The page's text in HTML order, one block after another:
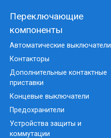
Переключающие
компоненты
Автоматические выключатели
Контакторы
Дополнительные контактные
приставки
Концевые выключатели
Предохранители
Устройства защиты и
коммутации